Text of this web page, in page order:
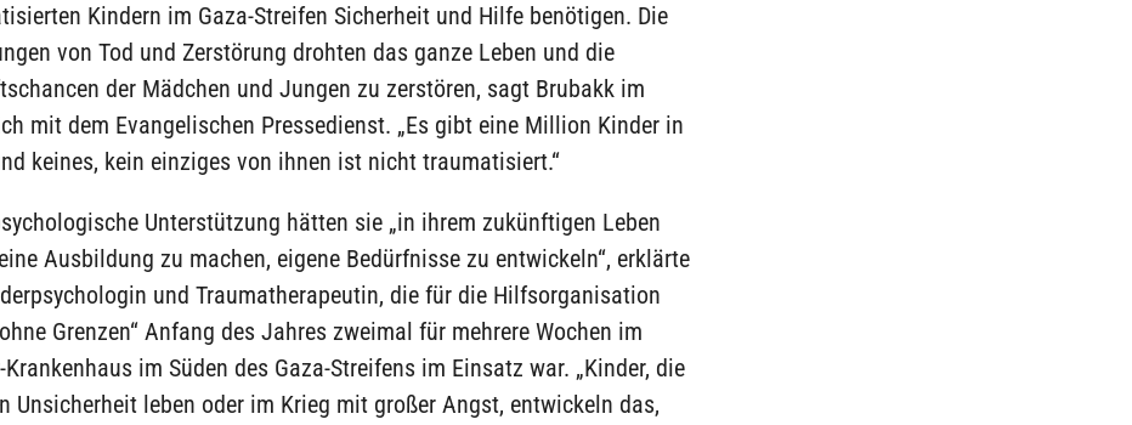
Kindern im Gaza-Streifen Sicherheit und Hilfe benötigen. Die
von Tod und Zerstörung drohten das ganze Leben und die
der Mädchen und Jungen zu zerstören, sagt Brubakk im
mit dem Evangelischen Pressedienst. „Es gibt eine Million Kinder in
keines, kein einziges von ihnen ist nicht traumatisiert.“
Unterstützung hätten sie „in ihrem zukünftigen Leben
Ausbildung zu machen, eigene Bedürfnisse zu entwickeln“, erklärte
und Traumatherapeutin, die für die Hilfsorganisation
Grenzen“ Anfang des Jahres zweimal für mehrere Wochen im
Krankenhaus im Süden des Gaza-Streifens im Einsatz war. „Kinder, die
Unsicherheit leben oder im Krieg mit großer Angst, entwickeln das,